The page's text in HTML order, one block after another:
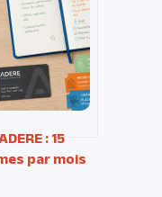
: 15
par mois